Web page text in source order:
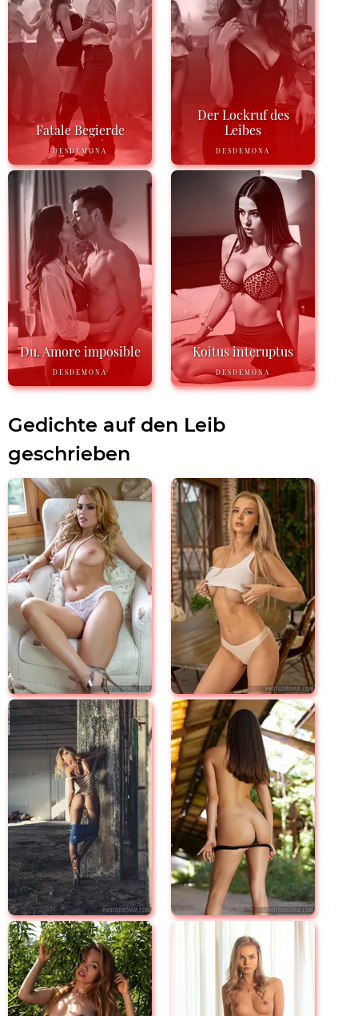
Fatale Begierde
DESDEMONA
Der Lockruf des
Leibes
DESDEMONA
Du. Amore imposible
DESDEMONA
Koitus interuptus
DESDEMONA
Gedichte auf den Leib
geschrieben